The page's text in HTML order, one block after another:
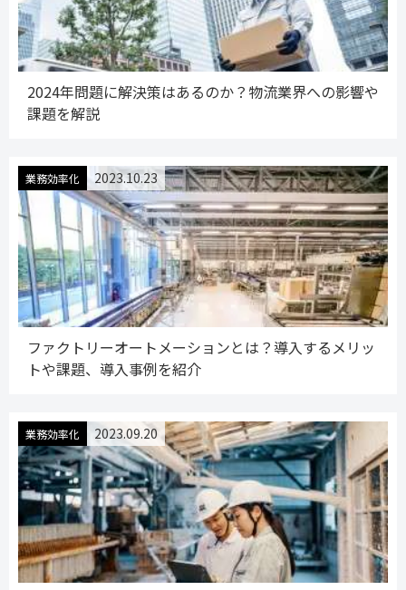
2024年問題に解決策はあるのか？物流業界への影響や
課題を解説
業務効率化 2023.10.23
ファクトリーオートメーションとは？導入するメリッ
トや課題、導入事例を紹介
業務効率化 2023.09.20